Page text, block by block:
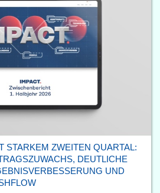
STARKEM ZWEITEN QUARTAL:
DEUTLICHE
UND